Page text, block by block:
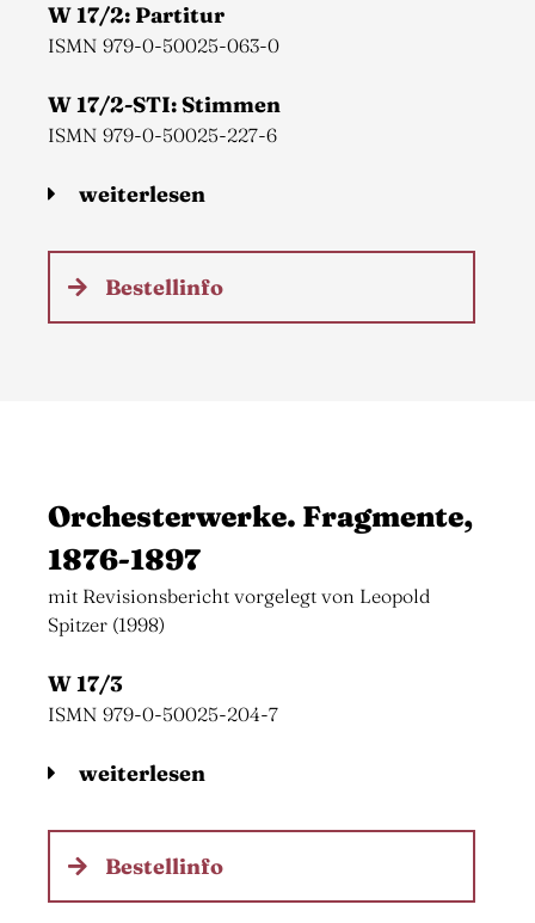
W 17/2: Partitur
ISMN 979-0-50025-063-0
W 17/2-STI: Stimmen
ISMN 979-0-50025-227-6
weiterlesen
Bestellinfo
Orchesterwerke. Fragmente,
1876-1897
mit Revisionsbericht vorgelegt von Leopold
Spitzer (1998)
W 17/3
ISMN 979-0-50025-204-7
weiterlesen
Bestellinfo